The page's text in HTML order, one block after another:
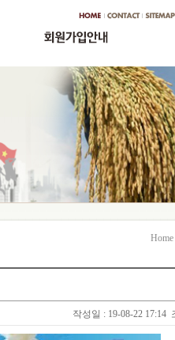
작성일 : 19-08-22 17:14